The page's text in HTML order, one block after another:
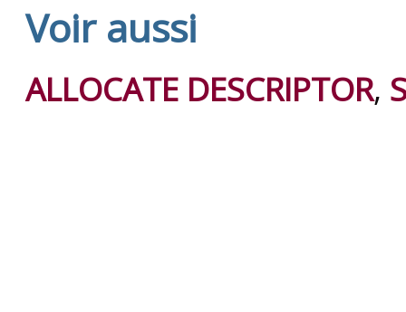
Voir aussi
ALLOCATE DESCRIPTOR,